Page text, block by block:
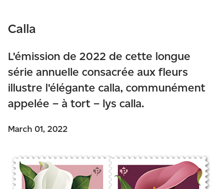
Calla
L'émission de 2022 de cette longue
série annuelle consacrée aux fleurs
illustre l'élégante calla, communément
appelée – à tort – lys calla.
March 01, 2022